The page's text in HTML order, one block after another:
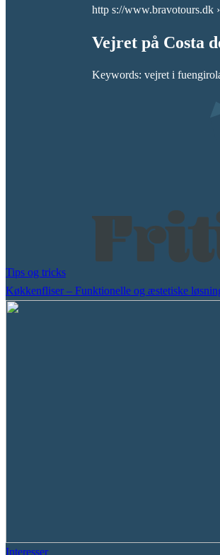
http s://www.bravotours.dk
Vejret på Costa
Keywords: vejret i
Tips og tricks
Køkkenfliser – Funktionelle og æstetiske
Interesser